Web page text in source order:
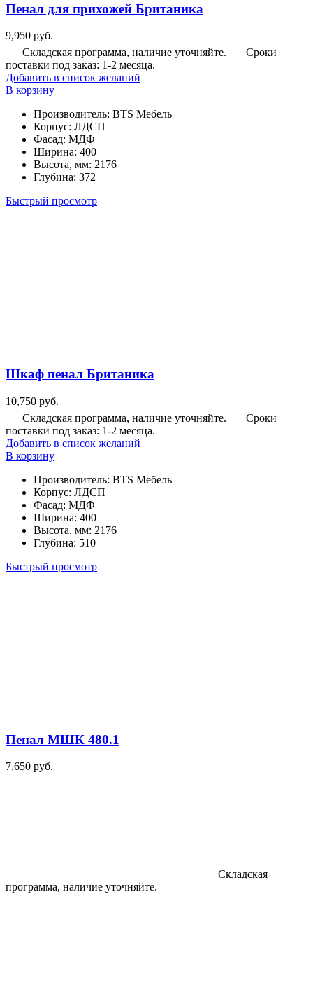
Пенал для прихожей Британика
9,950 руб.
Складская программа, наличие уточняйте.
Сроки
поставки под заказ: 1-2 месяца.
Добавить в список желаний
В корзину
Производитель: BTS Мебель
Корпус: ЛДСП
Фасад: МДФ
Ширина: 400
Высота, мм: 2176
Глубина: 372
Быстрый просмотр
Шкаф пенал Британика
10,750 руб.
Складская программа, наличие уточняйте.
Сроки
поставки под заказ: 1-2 месяца.
Добавить в список желаний
В корзину
Производитель: BTS Мебель
Корпус: ЛДСП
Фасад: МДФ
Ширина: 400
Высота, мм: 2176
Глубина: 510
Быстрый просмотр
Пенал МШК 480.1
7,650 руб.
Складская
программа, наличие уточняйте.